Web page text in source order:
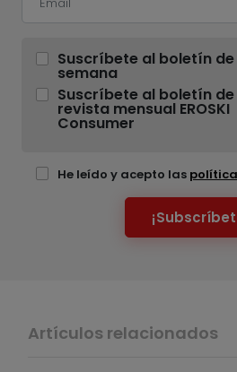
Suscríbete al boletín de
semana
Suscríbete al boletín
revista mensual EROSKI
Consumer
He leído y acepto las
Artículos relacionados